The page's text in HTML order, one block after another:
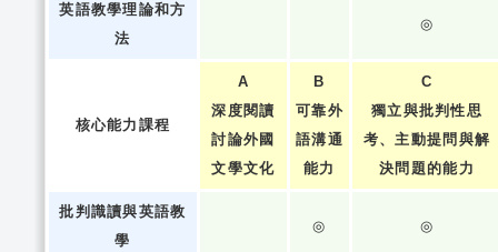
英語教學理論和方
法
◎
核心能力課程
A
深度閱讀
討論外國
文學文化
B
可靠外
語溝通
能力
C
獨立與批判性思
考、主動提問與解
決問題的能力
批判識讀與英語教
學
◎ ◎